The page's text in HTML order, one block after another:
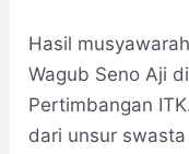
Hasil
Wagub Seno Aji
Pertimbangan
dari unsur